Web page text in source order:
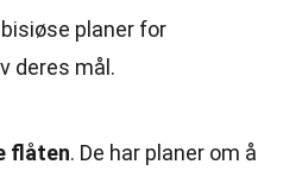
planer for
deres mål.
flåten. De har planer om å